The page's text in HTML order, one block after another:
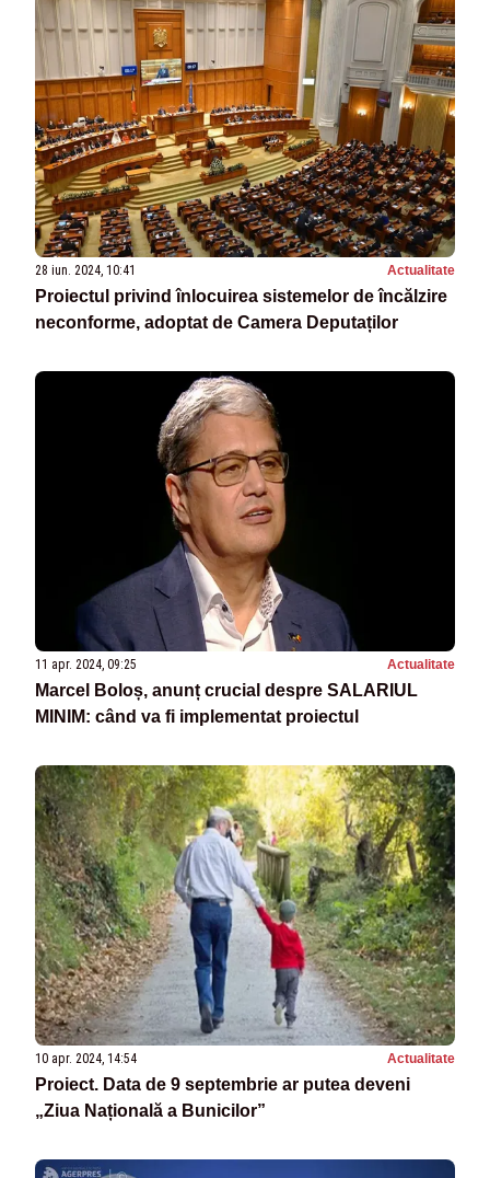
28 iun. 2024, 10:41 Actualitate
Proiectul privind înlocuirea sistemelor de încălzire
neconforme, adoptat de Camera Deputaților
11 apr. 2024, 09:25 Actualitate
Marcel Boloș, anunț crucial despre SALARIUL
MINIM: când va fi implementat proiectul
10 apr. 2024, 14:54 Actualitate
Proiect. Data de 9 septembrie ar putea deveni
„Ziua Națională a Bunicilor”